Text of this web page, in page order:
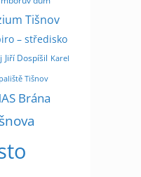
Tišnov
– středisko
Jiří Dospíšil Karel
Tišnov
Brána